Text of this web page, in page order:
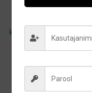
Ирригатор Waterpik WF-
Ultra Plus
В корзину